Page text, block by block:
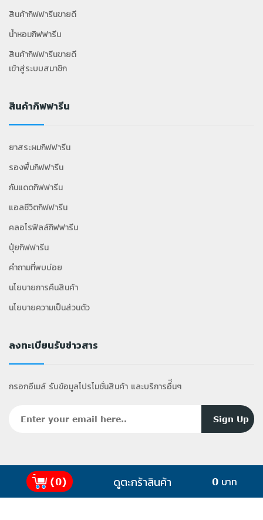
สินค้ากิฟฟารีนขายดี
น้ำหอมกิฟฟารีน
สินค้ากิฟฟารีนขายดี
เข้าสู่ระบบสมาชิก
สินค้ากิฟฟารีน
ยาสระผมกิฟฟารีน
รองพื้นกิฟฟารีน
กันแดดกิฟฟารีน
แอลซีวิตกิฟฟารีน
คลอโรฟิลล์กิฟฟารีน
ปุ๋ยกิฟฟารีน
คำถามที่พบบ่อย
นโยบายการคืนสินค้า
นโยบายความเป็นส่วนตัว
ลงทะเบียนรับข่าวสาร
กรอกอีเมล์ รับข้อมูลโปรโมชั่นสินค้า และบริการอื่ีนๆ
2025 Copyright ©GiffyShop .com All Rights
(0) ดูตะกร้าสินค้า 0 บาท